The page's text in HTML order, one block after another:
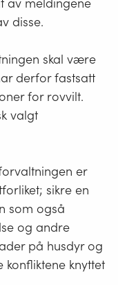
disse.
skal være
derfor fastsatt
for rovvilt.
valgt
er
sikre en
som også
og andre
på husdyr og
knyttet